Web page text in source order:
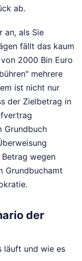
ab.
an, als Sie
fällt das kaum
2000 Bin Euro
mehrere
ist nicht nur
der Zielbetrag in
Grundbuch
wegen
Grundbuchamt
der
läuft und wie es